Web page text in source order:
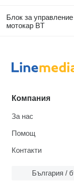
Блок за
мотокар BT
Компания
За нас
Помощ
Контакти
България /